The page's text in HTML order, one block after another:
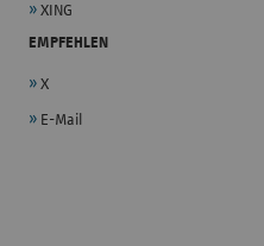
XING
EMPFEHLEN
X
E-Mail